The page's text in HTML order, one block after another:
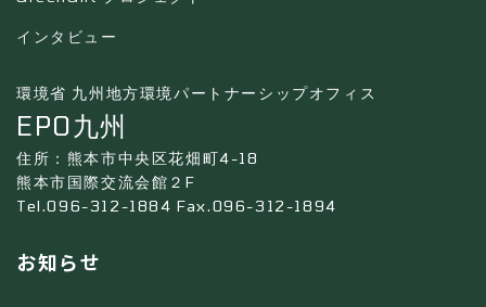
インタビュー
環境省 九州地方環境パートナーシップオフィス
EPO九州
住所：熊本市中央区花畑町4-18
熊本市国際交流会館２F
Tel.096-312-1884 Fax.096-312-1894
お知らせ